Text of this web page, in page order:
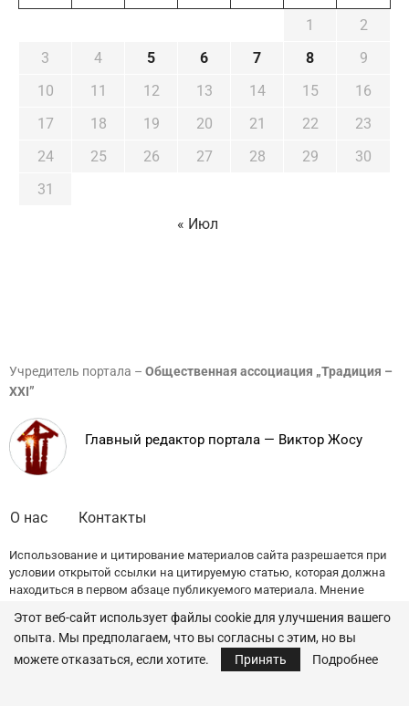
1
2
3
4 5 6 7 8
9
10
11 12 13 14 15
16
17
18 19 20 21 22
23
24
25 26 27 28 29
30
31
« Июл
Учредитель портала – Общественная ассоциация „Традиция –
XXI”
Главный редактор портала — Виктор Жосу
О нас Контакты
Использование и цитирование материалов сайта разрешается при
условии открытой ссылки на цитируемую статью, которая должна
находиться в первом абзаце публикуемого материала. Мнение
© 2022 — All Rights Reserved. Traditia.md
Этот веб-сайт использует файлы cookie для улучшения вашего
опыта. Мы предполагаем, что вы согласны с этим, но вы
можете отказаться, если хотите.
Принять Подробнее